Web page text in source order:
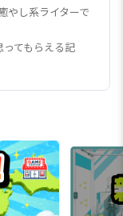
やし系ライターで
てもらえる記